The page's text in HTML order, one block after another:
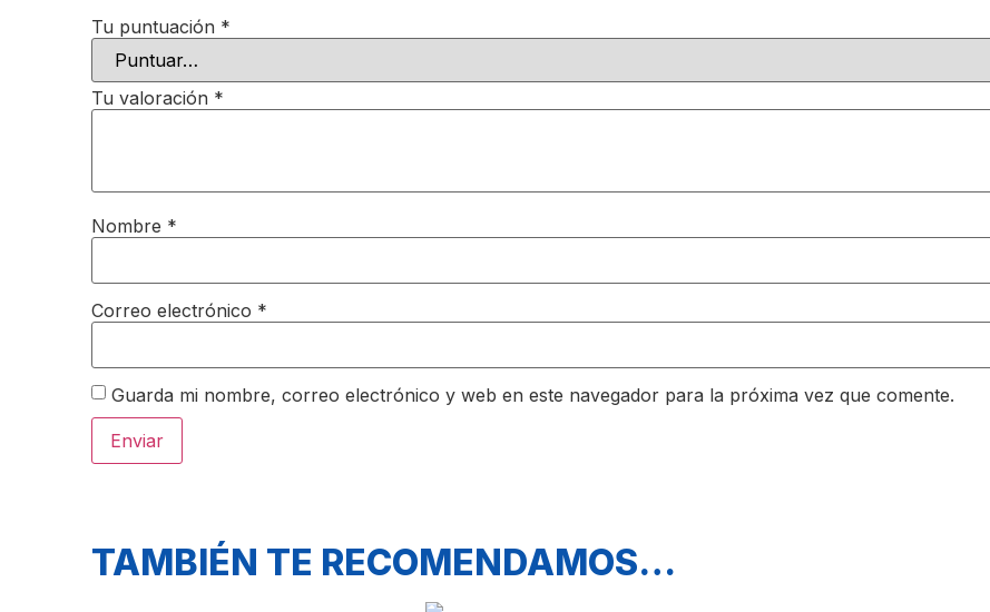
Tu puntuación *
Tu valoración *
Nombre *
Correo electrónico *
Guarda mi nombre, correo electrónico y web en este navegador para la próxima vez que comente.
TAMBIÉN TE RECOMENDAMOS…